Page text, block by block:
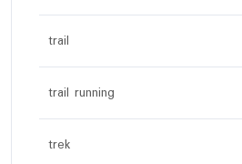
trail
trail running
trek